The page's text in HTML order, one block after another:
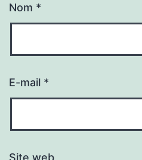
Nom *
E-mail *
Site web